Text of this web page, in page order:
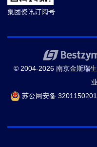
集团资讯订阅号
© 2004-2026 南京金斯瑞
苏公网安备